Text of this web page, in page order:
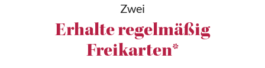
Zwei
Erhalte regelmäßig
Freikarten*